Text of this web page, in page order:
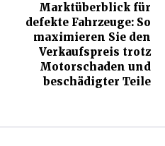
Marktüberblick für
defekte Fahrzeuge: So
maximieren Sie den
Verkaufspreis trotz
Motorschaden und
beschädigter Teile